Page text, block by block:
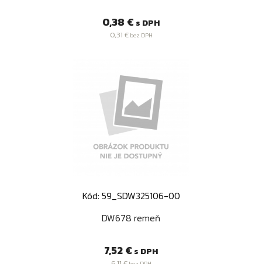
Cena
0,38 € s DPH
0,31 €bez DPH
Kód: 59_SDW325106-00
DW678 remeň
Cena
7,52 € s DPH